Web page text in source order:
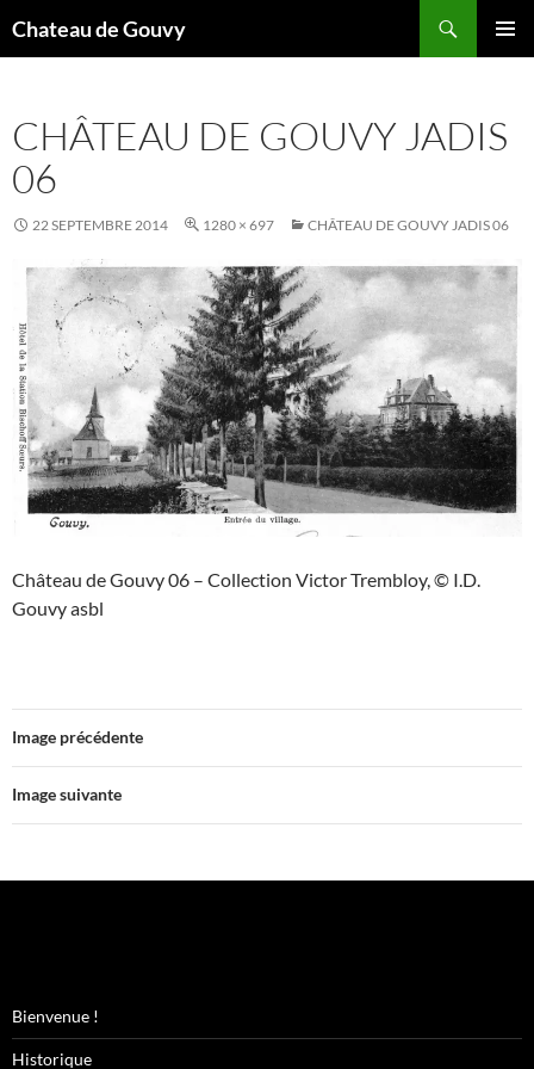
auChateau de Gouvy
CHÂTEAU DE GOUVY JADIS
06
22 SEPTEMBRE 2014 1280 × 697 CHÂTEAU DE GOUVY JADIS 06
Château de Gouvy 06 – Collection Victor Trembloy, © I.D.
Gouvy asbl
Image précédente
Image suivante
Bienvenue !
Historique